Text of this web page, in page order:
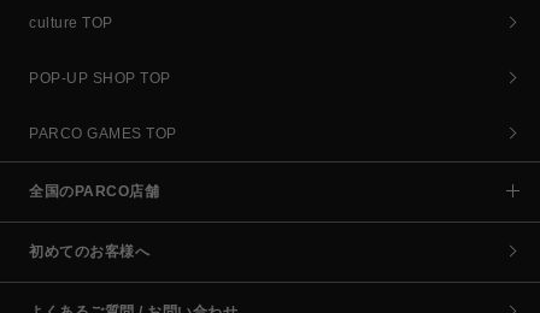
culture TOP
POP-UP SHOP TOP
PARCO GAMES TOP
全国のPARCO店舗
初めてのお客様へ